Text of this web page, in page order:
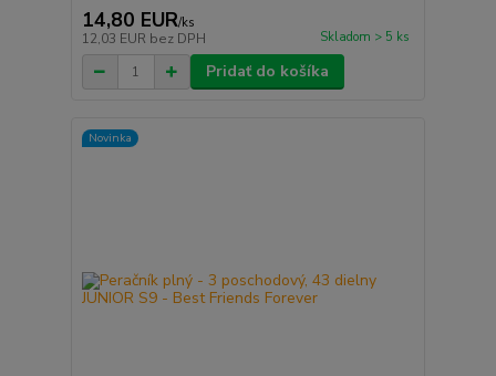
14,80 EUR/ks
12,03 EUR bez DPH Skladom > 5 ks
Pridať do košíka
Novinka